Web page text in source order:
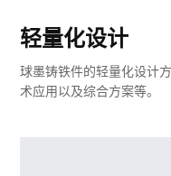
轻量化设计
球墨铸铁件的轻量化设计
术应用以及综合方案等。